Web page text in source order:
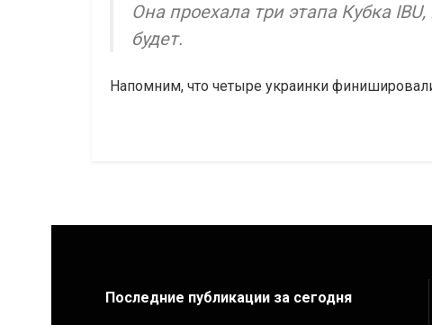
Она проехала три этапа Кубка
будет.
Напомним, что четыре украинки
Последние публикации за сегодня